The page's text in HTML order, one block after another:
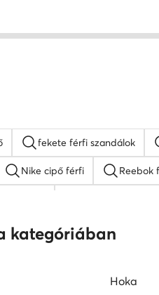
fekete férfi szandálok
Nike cipő férfi Reebok
férfi szandálok
kategóriában
Hoka